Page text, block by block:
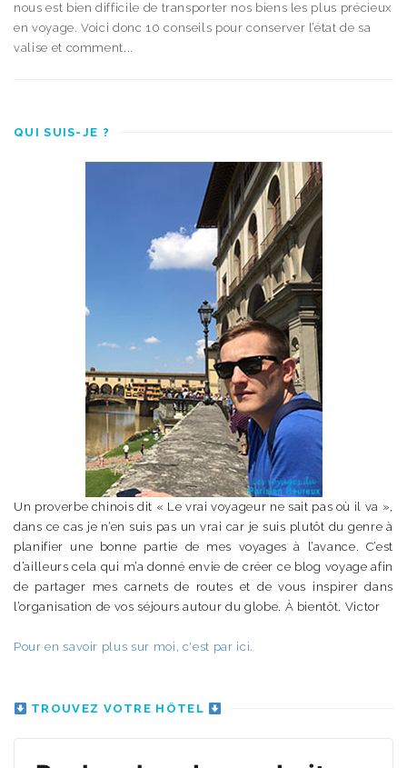
nous est bien difficile de transporter nos biens les plus précieux
en voyage. Voici donc 10 conseils pour conserver l’état de sa
valise et comment...
QUI SUIS-JE ?
Un proverbe chinois dit « Le vrai voyageur ne sait pas où il va »,
dans ce cas je n’en suis pas un vrai car je suis plutôt du genre à
planifier une bonne partie de mes voyages à l’avance. C’est
d’ailleurs cela qui m’a donné envie de créer ce blog voyage afin
de partager mes carnets de routes et de vous inspirer dans
l’organisation de vos séjours autour du globe. À bientôt. Victor
Pour en savoir plus sur moi, c'est par ici.
TROUVEZ VOTRE HÔTEL